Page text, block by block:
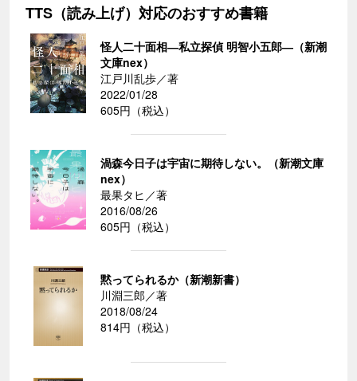
TTS（読み上げ）対応のおすすめ書籍
怪人二十面相―私立探偵 明智小五郎―（新潮
文庫nex）
江戸川乱歩／著
2022/01/28
605円（税込）
渦森今日子は宇宙に期待しない。（新潮文庫
nex）
最果タヒ／著
2016/08/26
605円（税込）
黙ってられるか（新潮新書）
川淵三郎／著
2018/08/24
814円（税込）